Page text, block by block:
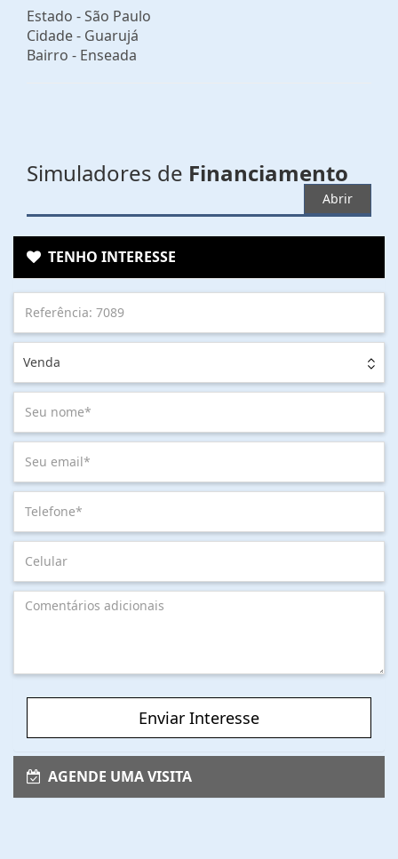
Estado -São Paulo
Cidade - Guarujá
Bairro - Enseada
Simuladores de Financiamento
Abrir
TENHO INTERESSE
Venda
Enviar Interesse
AGENDE UMA VISITA